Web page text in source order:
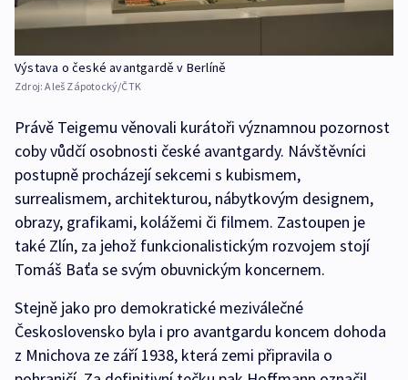
Výstava o české avantgardě v Berlíně
Zdroj:Aleš Zápotocký/ČTK
Právě Teigemu věnovali kurátoři významnou pozornost
coby vůdčí osobnosti české avantgardy. Návštěvníci
postupně procházejí sekcemi s kubismem,
surrealismem, architekturou, nábytkovým designem,
obrazy, grafikami, kolážemi či filmem. Zastoupen je
také Zlín, za jehož funkcionalistickým rozvojem stojí
Tomáš Baťa se svým obuvnickým koncernem.
Stejně jako pro demokratické meziválečné
Československo byla i pro avantgardu koncem dohoda
z Mnichova ze září 1938, která zemi připravila o